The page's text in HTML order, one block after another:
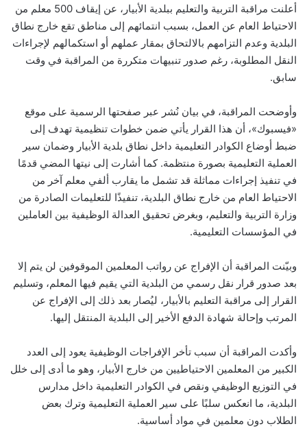
أعلنت مراقبة التربية والتعليم ببلدية الأبيار، عن إيقاف 500 معلم من
الاحتياط العام عن العمل، بسبب انتمائهم إلى مناطق تقع خارج نطاق
البلدية وعدم التزامهم بالالتحاق بمقار عملهم أو استكمالهم لإجراءات
النقل المطلوبة، رغم صدور تنبيهات متكررة من المراقبة في وقت
سابق.
وأوضحت المراقبة، في بيان نُشر عبر صفحتها الرسمية على موقع
«فيسبوك»، أن هذا القرار يأتي ضمن خطوات تنظيمية تهدف إلى
ضبط أوضاع الكوادر التعليمية داخل نطاق بلدية الأبيار وضمان سير
العملية التعليمية بصورة منتظمة. كما أشارت إلى نيتها المضي قدمًا
في تنفيذ إجراءات مماثلة قد تشمل ما يقارب ألفي معلم آخر من
الاحتياط العام من خارج نطاق البلدية، تنفيذًا للتعليمات الصادرة من
وزارة التربية والتعليم، وبغرض تحقيق العدالة الوظيفية بين العاملين
في المؤسسات التعليمية.
وبيّنت المراقبة أن الإفراج عن رواتب المعلمين الموقوفين لن يتم إلا
بعد صدور قرار نقل رسمي من البلدية التي يقيم فيها المعلم، وتسليم
القرار إلى مراقبة التعليم بالأبيار، ليُصار بعد ذلك إلى الإفراج عن
المرتب وإحالة شهادة الدفع الأخير إلى البلدية المنتقل إليها.
وأكدت المراقبة أن سبب تأخر الإفراجات الوظيفية يعود إلى العدد
الكبير من المعلمين الاحتياطيين من خارج الأبيار، وهو ما أدى إلى خلل
في التوزيع الوظيفي ونقص في الكوادر التعليمية داخل مدارس
البلدية، ما انعكس سلبًا على سير العملية التعليمية وترك بعض
الطلاب دون معلمين في مواد أساسية.